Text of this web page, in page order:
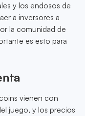
y los endosos de
a inversores a
la comunidad de
es esto para
vienen con
juego, y los precios